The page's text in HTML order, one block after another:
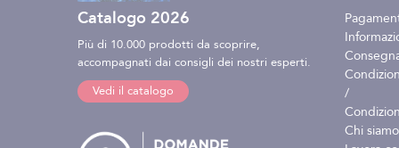
Catalogo 2026
Più di 10.000 prodotti da scoprire,
accompagnati dai consigli dei nostri esperti.
Vedi il catalogo
/
Chi siamo